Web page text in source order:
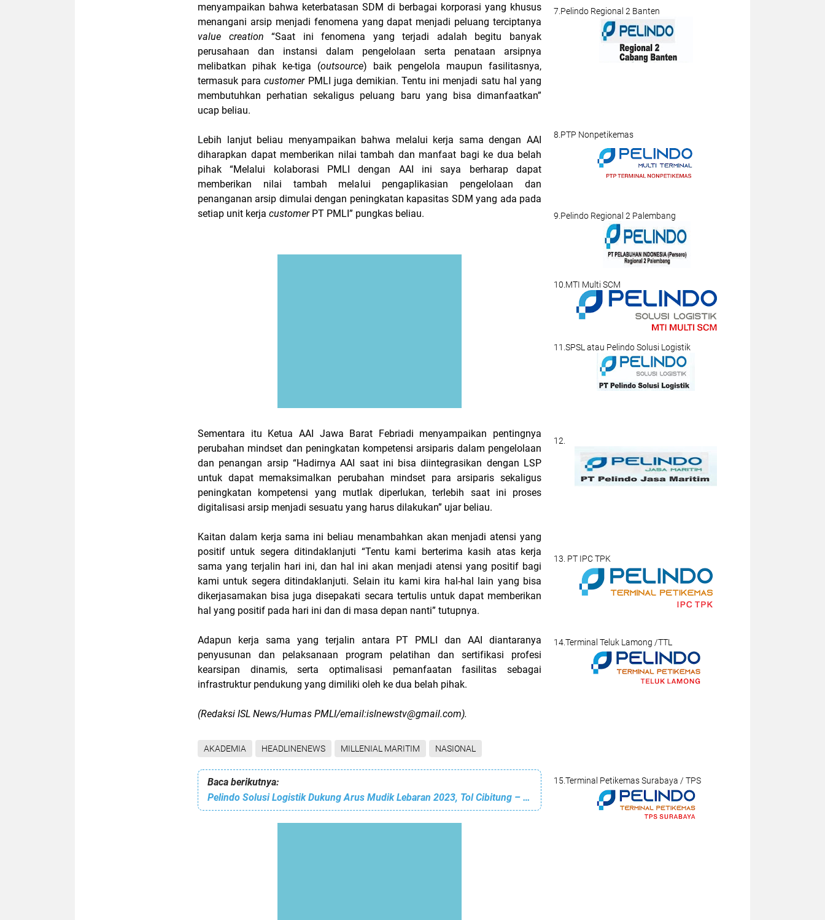
menyampaikan bahwa keterbatasan SDM di berbagai korporasi yang khusus
menangani arsip menjadi fenomena yang dapat menjadi peluang terciptanya
value creation“Saat ini fenomena yang terjadi adalah begitu banyak
perusahaan dan instansi dalam pengelolaan serta penataan arsipnya
melibatkan pihak ke-tiga (outsource) baik pengelola maupun fasilitasnya,
termasuk paracustomerPMLI juga demikian. Tentu ini menjadi satu hal yang
membutuhkan perhatian sekaligus peluang baru yang bisa dimanfaatkan”
ucap beliau.
Lebih lanjut beliau menyampaikan bahwa melalui kerja sama dengan AAI
diharapkan dapat memberikan nilai tambah dan manfaat bagi ke dua belah
pihak “Melalui kolaborasi PMLI dengan AAI ini saya berharap dapat
memberikan nilai tambah melalui pengaplikasian pengelolaan dan
penanganan arsip dimulai dengan peningkatan kapasitas SDM yang ada pada
setiap unit kerja customer PT PMLI” pungkas beliau.
Sementara itu Ketua AAI Jawa Barat Febriadi menyampaikan pentingnya
perubahan mindset dan peningkatan kompetensi arsiparis dalam pengelolaan
dan penangan arsip “Hadirnya AAI saat ini bisa diintegrasikan dengan LSP
untuk dapat memaksimalkan perubahan mindset para arsiparis sekaligus
peningkatan kompetensi yang mutlak diperlukan, terlebih saat ini proses
digitalisasi arsip menjadi sesuatu yang harus dilakukan” ujar beliau.
Kaitan dalam kerja sama ini beliau menambahkan akan menjadi atensi yang
positif untuk segera ditindaklanjuti “Tentu kami berterima kasih atas kerja
sama yang terjalin hari ini, dan hal ini akan menjadi atensi yang positif bagi
kami untuk segera ditindaklanjuti. Selain itu kami kira hal-hal lain yang bisa
dikerjasamakan bisa juga disepakati secara tertulis untuk dapat memberikan
hal yang positif pada hari ini dan di masa depan nanti” tutupnya.
Adapun kerja sama yang terjalin antara PT PMLI dan AAI diantaranya
penyusunan dan pelaksanaan program pelatihan dan sertifikasi profesi
kearsipan dinamis, serta optimalisasi pemanfaatan fasilitas sebagai
infrastruktur pendukung yang dimiliki oleh ke dua belah pihak.
(Redaksi ISL News/Humas PMLI/email:islnewstv@gmail.com).
AKADEMIA HEADLINENEWS MILLENIAL MARITIM NASIONAL
Baca berikutnya:
Pelindo Solusi Logistik Dukung Arus Mudik Lebaran 2023, Tol Cibitung – Cilincing Segera Beroperasi
7.Pelindo Regional 2 Banten
8.PTP Nonpetikemas
9.Pelindo Regional 2 Palembang
10.MTI Multi SCM
11.SPSL atau Pelindo Solusi Logistik
12.
13. PT IPC TPK
14.Terminal Teluk Lamong /TTL
15.Terminal Petikemas Surabaya / TPS